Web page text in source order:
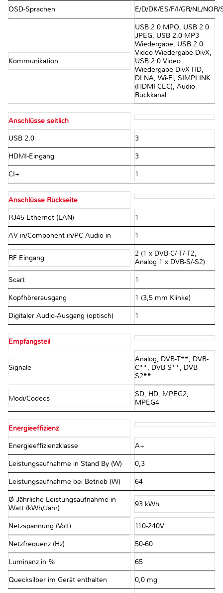
OSD-Sprachen E/D/DK/ES/F/I/GR/NL/
Kommunikation
USB 2.0 MPO, USB 2.0
JPEG, USB 2.0 MP3
Wiedergabe, USB 2.0
Video Wiedergabe DivX,
USB 2.0 Video
Wiedergabe DivX HD,
DLNA, Wi-Fi, SIMPLINK
(HDMI-CEC), Audio-
Rückkanal
Anschlüsse seitlich
USB 2.0 3
HDMI-Eingang 3
CI+ 1
Anschlüsse Rückseite
RJ45-Ethernet (LAN) 1
AV in/Component in/PC Audio in 1
RF Eingang
2 (1 x DVB-C/-T/-T2,
Analog 1 x DVB-S/-S2)
Scart 1
Kopfhörerausgang 1 (3,5 mm Klinke)
Digitaler Audio-Ausgang (optisch) 1
Empfangsteil
Signale
Analog, DVB-T**, DVB-
C**, DVB-S**, DVB-
S2**
Modi/Codecs
SD, HD, MPEG2,
MPEG4
Energieeffizienz
Energieeffizienzklasse A+
Leistungsaufnahme in Stand By (W) 0,3
Leistungsaufnahme bei Betrieb (W) 64
Ø Jährliche Leistungsaufnahme in
Watt (kWh/Jahr)
93 kWh
Netzspannung (Volt) 110-240V
Netzfrequenz (Hz) 50-60
Luminanz in % 65
Quecksilber im Gerät enthalten 0,0 mg